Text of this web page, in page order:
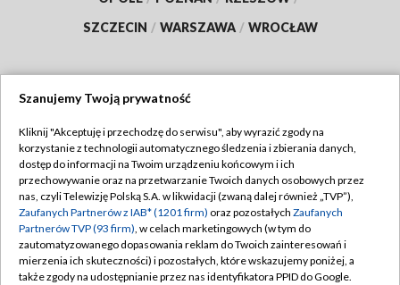
SZCZECIN / WARSZAWA / WROCŁAW
TVP
Abonament TVP
Emisja w TVP
Centrum informacji TVP
Naziemna Telewizja Cyfrowa
Regulamin TVP
Polityka prywatności
Moje zgody
Pomoc
Szanujemy Twoją prywatność
Kliknij "Akceptuję i przechodzę do serwisu", aby wyrazić zgody na
korzystanie z technologii automatycznego śledzenia i zbierania danych,
dostęp do informacji na Twoim urządzeniu końcowym i ich
przechowywanie oraz na przetwarzanie Twoich danych osobowych przez
nas, czyli Telewizję Polską S.A. w likwidacji (zwaną dalej również „TVP”),
Zaufanych Partnerów z IAB* (1201 firm) oraz pozostałych Zaufanych
Partnerów TVP (93 firm), w celach marketingowych (w tym do
zautomatyzowanego dopasowania reklam do Twoich zainteresowań i
mierzenia ich skuteczności) i pozostałych, które wskazujemy poniżej, a
także zgody na udostępnianie przez nas identyfikatora PPID do Google.